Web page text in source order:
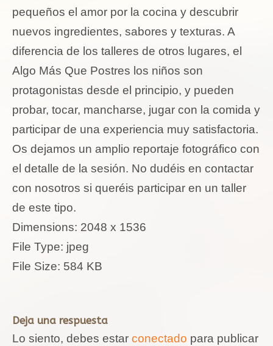
pequeños el amor por la cocina y descubrir
nuevos ingredientes, sabores y texturas. A
diferencia de los talleres de otros lugares, el
Algo Más Que Postres los niños son
protagonistas desde el principio, y pueden
probar, tocar, mancharse, jugar con la comida y
participar de una experiencia muy satisfactoria.
Os dejamos un amplio reportaje fotográfico con
el detalle de la sesión. No dudéis en contactar
con nosotros si queréis participar en un taller
de este tipo.
Dimensions: 2048 x 1536
File Type: jpeg
File Size: 584 KB
Deja una respuesta
Lo siento, debes estar conectado para publicar